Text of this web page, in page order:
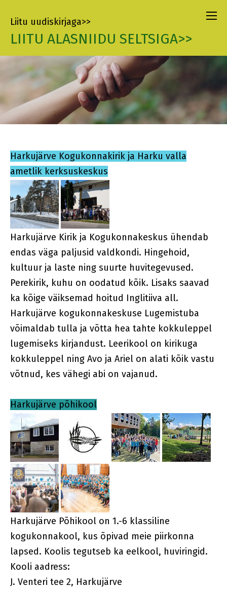
Liitu uudiskirjaga>>
LIITU ALASNIIDU SELTSIGA>>
Harkujärve Kogukonnakirik ja Harku valla
ametlik kerksuskeskus
Harkujärve Kirik ja Kogukonnakeskus ühendab
endas väga paljusid valdkondi. Hingehoid,
kultuur ja laste ning suurte huvitegevused.
Perekirik, kuhu on oodatud kõik. Lisaks saavad
ka kõige väiksemad hoitud Inglitiiva all.
Harkujärve kogukonnakeskuse Lugemistuba
võimaldab tulla ja võtta hea tahte kokkuleppel
lugemiseks kirjandust. Leerikool on kirikuga
kokkuleppel ning Avo ja Ariel on alati kõik vastu
võtnud, kes vähegi abi on vajanud.
Harkujärve põhikool
Harkujärve Põhikool on 1.-6 klassiline
kogukonnakool, kus õpivad meie piirkonna
lapsed. Koolis tegutseb ka eelkool, huviringid.
Kooli aadress:
J. Venteri tee 2, Harkujärve